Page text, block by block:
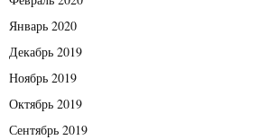
Январь 2020
Декабрь 2019
Ноябрь 2019
Октябрь 2019
Сентябрь 2019